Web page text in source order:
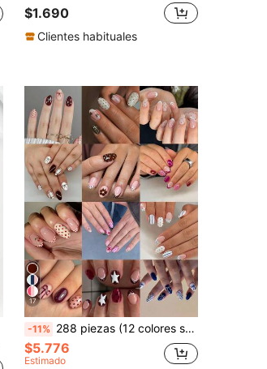
$1.690
Clientes habituales
17
-11% 288 piezas (12 colores surtidos) Pegatinas de uñas cortas ovaladas con estampado de leopardo, lunares, rayas y patrón de estrellas, pegatinas de uñas acrílicas francesas para pegar
$5.776
Estimado